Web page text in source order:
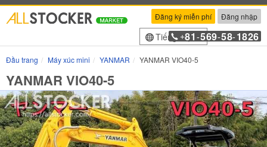
Đăng ký miễn phí Đăng nhập
Tiếng Việt
+81 -569-58-1826
Đầu trang Máy xúc mini YANMAR YANMAR VIO40-5
YANMAR VIO40-5